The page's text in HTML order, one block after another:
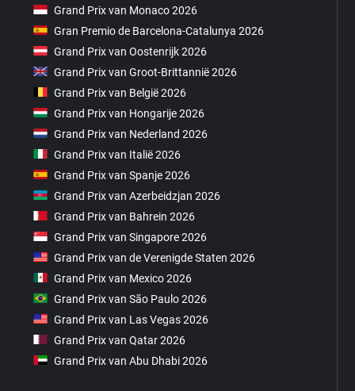
Grand Prix van Monaco 2026
Gran Premio de Barcelona-Catalunya 2026
Grand Prix van Oostenrijk 2026
Grand Prix van Groot-Brittannië 2026
Grand Prix van België 2026
Grand Prix van Hongarije 2026
Grand Prix van Nederland 2026
Grand Prix van Italië 2026
Grand Prix van Spanje 2026
Grand Prix van Azerbeidzjan 2026
Grand Prix van Bahrein 2026
Grand Prix van Singapore 2026
Grand Prix van de Verenigde Staten 2026
Grand Prix van Mexico 2026
Grand Prix van São Paulo 2026
Grand Prix van Las Vegas 2026
Grand Prix van Qatar 2026
Grand Prix van Abu Dhabi 2026